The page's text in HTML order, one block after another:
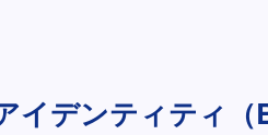
イデンティティ（